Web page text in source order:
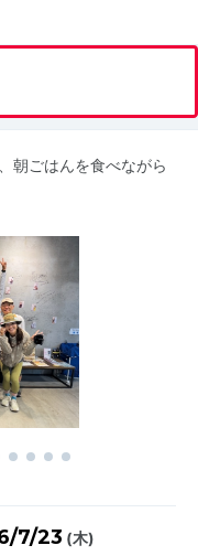
朝ごはんを食べながら
7/23 (木)